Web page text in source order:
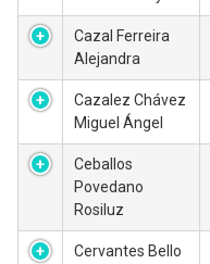
Cazal Ferreira
Alejandra
Cazalez Chávez
Miguel Ángel
Ceballos
Povedano
Rosiluz
Cervantes Bello